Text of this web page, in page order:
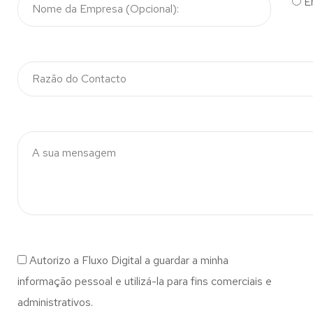
Autorizo a Fluxo Digital a guardar a minha
informação pessoal e utilizá-la para fins comerciais e
administrativos.